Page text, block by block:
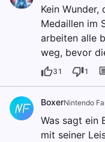
Kein
Medaillen im
arbeiten alle
weg, bevor
31 1
BoxerNintendo
Was sagt ein
mit seiner